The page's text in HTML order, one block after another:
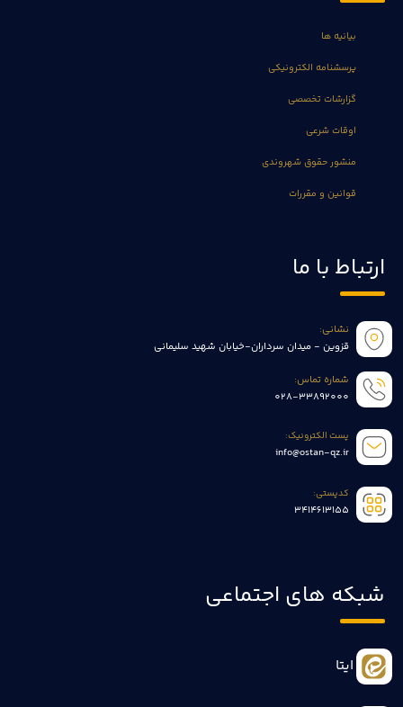
بیانیه ها
پرسشنامه الکترونیکی
گزارشات تخصصی
اوقات شرعی
منشور حقوق شهروندی
قوانین و مقررات
ارتباط با ما
نشانی:
قزوین - میدان سرداران-خیابان شهید سلیمانی
شماره تماس:
028-33892000
پست الکترونیک:
info@ostan-qz.ir
کدپستی:
3414613155
شبکه های اجتماعی
ایتا